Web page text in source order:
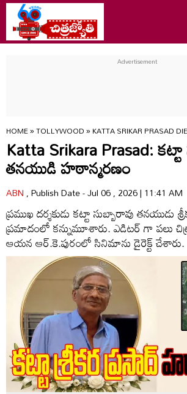
HOME»TOLLYWOOD»KATTA SRIKAR PRASAD
Katta Srikara Prasad:
తనయుడి హఠాన్మరణం
ABN, Publish Date - Jul 06 , 2026 | 11:41 AM
ప్రముఖ దర్శకుడు కట్టా సుబ్బారావు తనయుడు
ప్రమాదంలో కన్నుమూశారు. ఎడిటర్ గా పలు
ఆయన ఆర్.కె.పురంలో సినిమాను డైరెక్ట్ చేశారు.